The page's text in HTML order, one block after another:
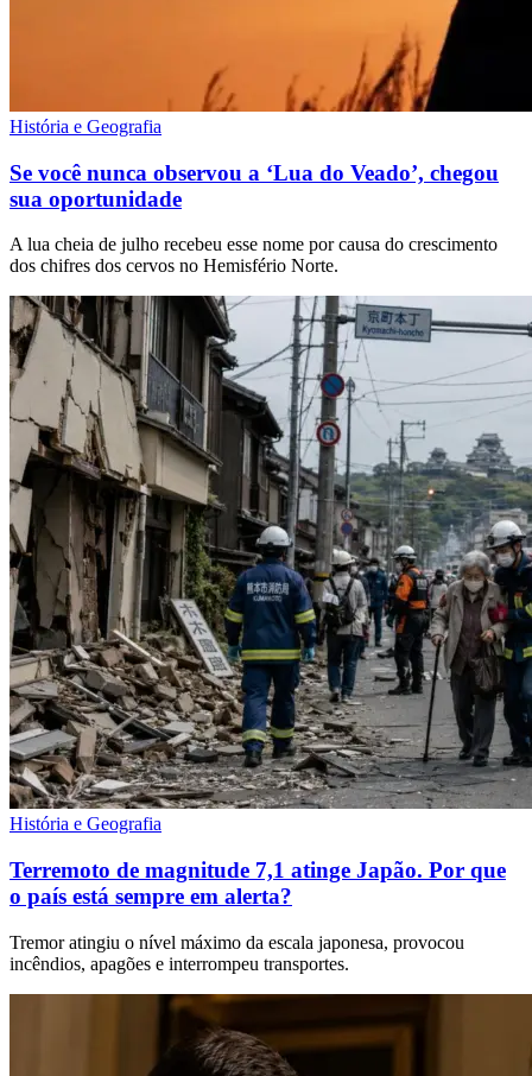
História e Geografia
Se você nunca observou a ‘Lua do Veado’, chegou
sua oportunidade
A lua cheia de julho recebeu esse nome por causa do crescimento
dos chifres dos cervos no Hemisfério Norte.
História e Geografia
Terremoto de magnitude 7,1 atinge Japão. Por que
o país está sempre em alerta?
Tremor atingiu o nível máximo da escala japonesa, provocou
incêndios, apagões e interrompeu transportes.